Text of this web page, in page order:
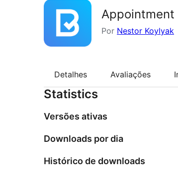
Appointment
Por Nestor Koylyak
Detalhes Avaliações
Statistics
Versões ativas
Downloads por dia
Histórico de downloads